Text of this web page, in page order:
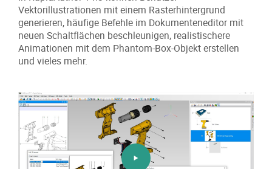
Vektorillustrationen mit einem Rasterhintergrund
generieren, häufige Befehle im Dokumenteneditor mit
neuen Schaltflächen beschleunigen, realistischere
Animationen mit dem Phantom-Box-Objekt erstellen
und vieles mehr.